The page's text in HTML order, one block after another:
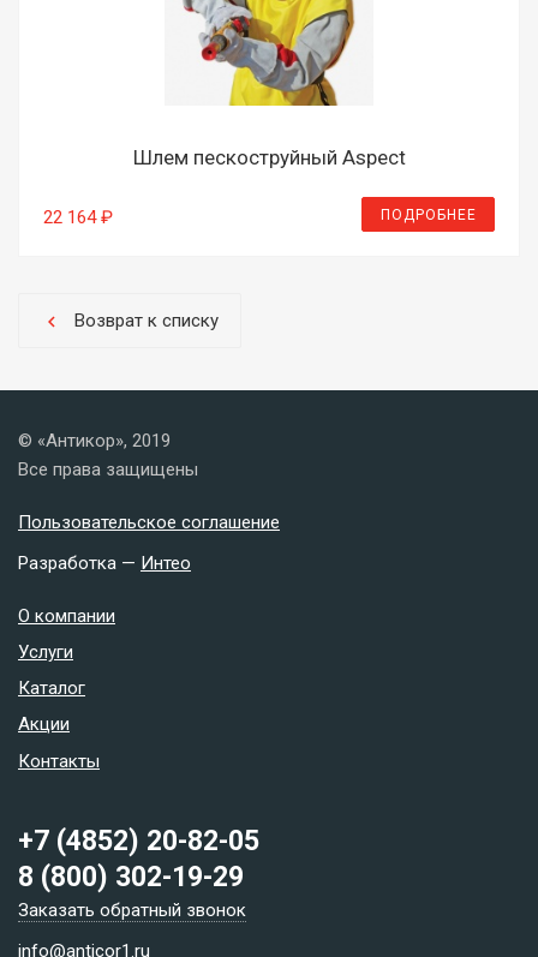
Шлем пескоструйный Aspect
22 164 ₽ ПОДРОБНЕЕ
chevron_left Возврат к списку
© «Антикор», 2019
Все права защищены
Пользовательское соглашение
Разработка — Интео
О компании
Услуги
Каталог
Акции
Контакты
+7 (4852) 20-82-05
8 (800) 302-19-29
Заказать обратный звонок
info@anticor1.ru